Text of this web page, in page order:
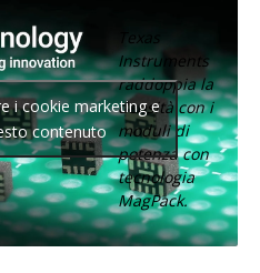
Texas
Instruments
raddoppia la
densità con i
moduli di
potenza con
tecnologia
MagPack.
i cookie marketing e
contenuto